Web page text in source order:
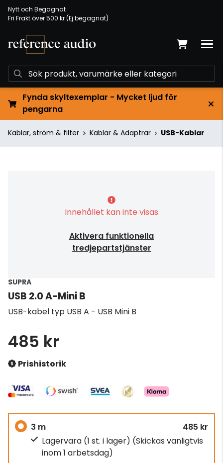
Nytt och Begagnat
Fri Frakt över 500 kr (Ej begagnat)
Fynda skyltexemplar - Mycket ljud för
pengarna
Kablar, ström & filter Kablar & Adaptrar USB-Kablar
Innehållet kan inte visas
Aktivera funktionella
tredjepartstjänster
SUPRA
USB 2.0 A-Mini B
USB-kabel typ USB A - USB Mini B
485 kr
Prishistorik
3 m
485 kr
Lagervara (1 st. i lager) (Skickas vanligtvis
inom 1 arbetsdag)